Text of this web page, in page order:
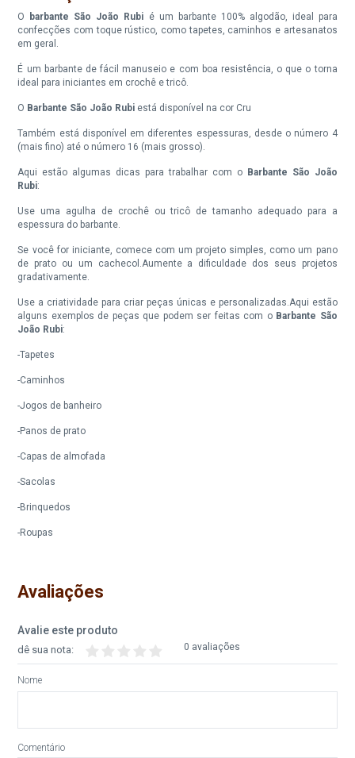
O barbante São João Rubi é um barbante 100% algodão, ideal para
confecções com toque rústico, como tapetes, caminhos e artesanatos
em geral.
É um barbante de fácil manuseio e com boa resistência, o que o torna
ideal para iniciantes em crochê e tricô.
O Barbante São João Rubi está disponível na cor Cru
Também está disponível em diferentes espessuras, desde o número 4
(mais fino) até o número 16 (mais grosso).
Aqui estão algumas dicas para trabalhar com o Barbante São João
Rubi:
Use uma agulha de crochê ou tricô de tamanho adequado para a
espessura do barbante.
Se você for iniciante, comece com um projeto simples, como um pano
de prato ou um cachecol.Aumente a dificuldade dos seus projetos
gradativamente.
Use a criatividade para criar peças únicas e personalizadas.Aqui estão
alguns exemplos de peças que podem ser feitas com o Barbante São
João Rubi:
-Tapetes
-Caminhos
-Jogos de banheiro
-Panos de prato
-Capas de almofada
-Sacolas
-Brinquedos
-Roupas
Avaliações
Avalie este produto
0 avaliações
dê sua nota:
Nome
Comentário